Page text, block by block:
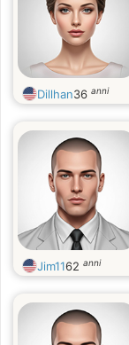
Dillhan36 anni
Jim1162 anni